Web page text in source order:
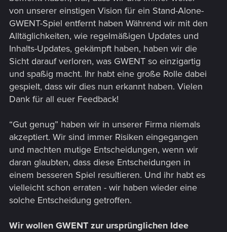
von unserer einstigen Vision für ein Stand-Alone-
GWENT-Spiel entfernt haben Während wir mit den
Alltäglichkeiten, wie regelmäßigen Updates und
Inhalts-Updates, gekämpft haben, haben wir die
Sicht darauf verloren, was GWENT so einzigartig
und spaßig macht. Ihr habt eine große Rolle dabei
gespielt, dass wir dies nun erkannt haben. Vielen
Dank für all euer Feedback!
“Gut genug” haben wir in unserer Firma niemals
akzeptiert. Wir sind immer Risiken eingegangen
und machten mutige Entscheidungen, wenn wir
daran glaubten, dass diese Entscheidungen in
einem besseren Spiel resultieren. Und ihr habt es
vielleicht schon erraten - wir haben wieder eine
solche Entscheidung getroffen.
Wir wollen GWENT zur ursprünglichen Idee